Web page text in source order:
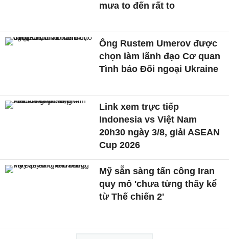
mưa to đến rất to
Ông Rustem Umerov được
chọn làm lãnh đạo Cơ quan
Tình báo Đối ngoại Ukraine
Link xem trực tiếp
Indonesia vs Việt Nam
20h30 ngày 3/8, giải ASEAN
Cup 2026
Mỹ sẵn sàng tấn công Iran
quy mô 'chưa từng thấy kể
từ Thế chiến 2'